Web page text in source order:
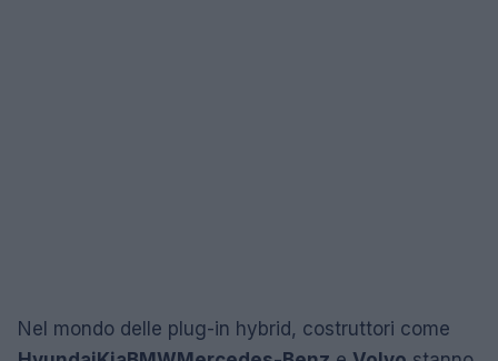
Nel mondo delle plug-in hybrid, costruttori come